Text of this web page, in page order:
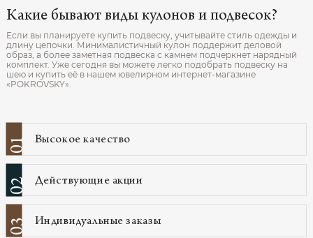
Какие бывают виды кулонов и подвесок?
Если вы планируете купить подвеску, учитывайте стиль одежды и
длину цепочки. Минималистичный кулон поддержит деловой
образ, а более заметная подвеска с камнем подчеркнет нарядный
комплект. Уже сегодня вы можете легко подобрать подвеску на
шею и купить её в нашем ювелирном интернет‑магазине
«POKROVSKY».
01 Высокое качество
02 Действующие акции
03 Индивидуальные заказы